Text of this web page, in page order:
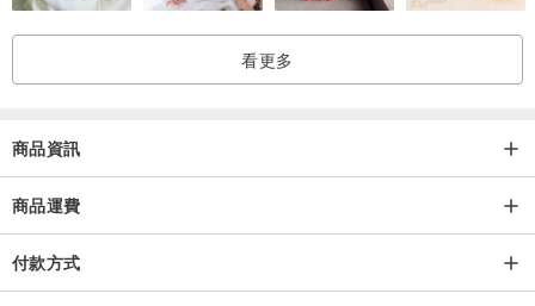
看更多
商品資訊
商品運費
付款方式